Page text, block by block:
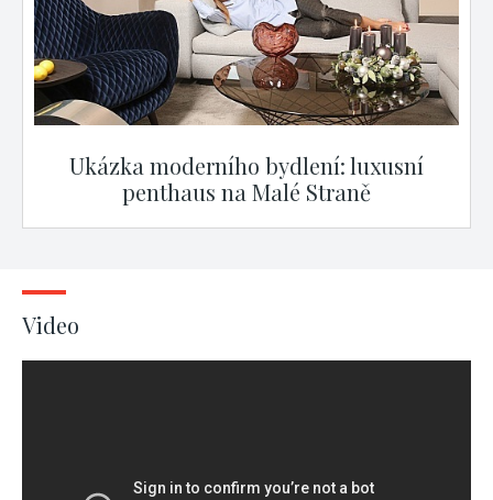
Ukázka moderního bydlení: luxusní
penthaus na Malé Straně
Video